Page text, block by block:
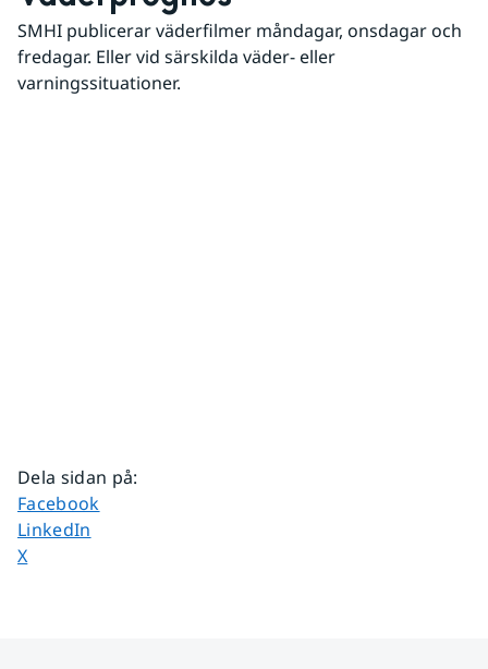
SMHI publicerar väderfilmer måndagar, onsdagar och
fredagar. Eller vid särskilda väder- eller
varningssituationer.
Dela sidan på:
Dela sidan på
Facebook
Dela sidan på
LinkedIn
Dela sidan på
X